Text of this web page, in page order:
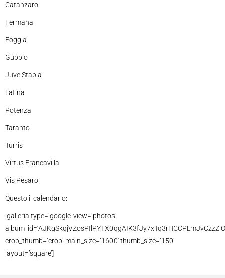
Catanzaro
Fermana
Foggia
Gubbio
Juve Stabia
Latina
Potenza
Taranto
Turris
Virtus Francavilla
Vis Pesaro
Questo il calendario:
[galleria type=’google’ view=’photos’
crop_thumb=’crop’ main_size=’1600′ thumb_size=’150′
layout=’square’]